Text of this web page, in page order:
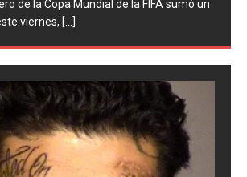
cuatro integrantes de la selección